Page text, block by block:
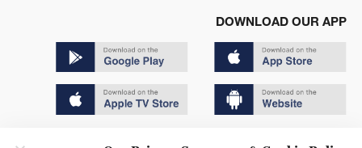
DOWNLOAD OUR APP